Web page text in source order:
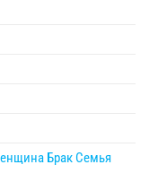
Брак Семья